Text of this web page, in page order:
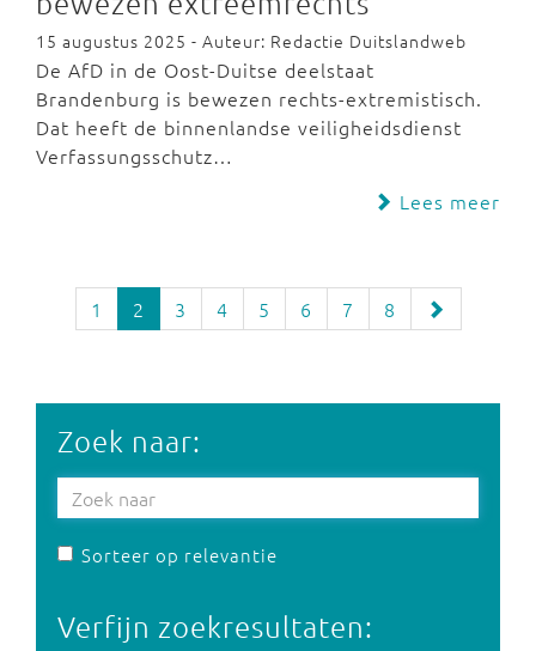
15 augustus 2025 - Auteur: Redactie Duitslandweb
De AfD in de Oost-Duitse deelstaat
Brandenburg is bewezen rechts-extremistisch.
Dat heeft de binnenlandse veiligheidsdienst
Verfassungsschutz…
Lees meer
1 2 3 4 5 6 7 8
Zoek naar:
Sorteer op relevantie
Verfijn zoekresultaten: